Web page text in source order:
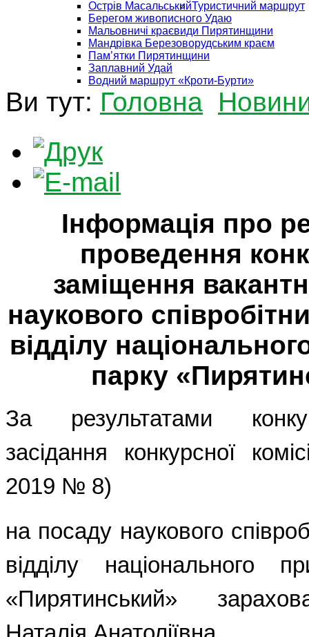
Острів МасальськийТуристичний маршрут
Берегом живописного Удаю
Мальовничі краєвиди Пирятинщини
Мандрівка Березоворудським краєм
Пам’ятки Пирятинщини
Заплавний Удай
Водний маршрут «Кроти-Бурти»
Ви тут: Головна
Інформація про
проведення
заміщення
наукового
відділу
парку
За результатами
засідання конкурсної
2019 № 8)
на посаду наукового
відділу національного
«Пирятинський»